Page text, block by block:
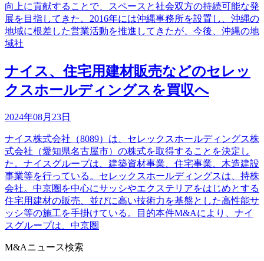
向上に貢献することで、スペースと社会双方の持続可能な発
展を目指してきた。2016年には沖縄事務所を設置し、沖縄の
地域に根差した営業活動を推進してきたが、今後、沖縄の地
域社
ナイス、住宅用建材販売などのセレッ
クスホールディングスを買収へ
2024年08月23日
ナイス株式会社（8089）は、セレックスホールディングス株
式会社（愛知県名古屋市）の株式を取得することを決定し
た。ナイスグループは、建築資材事業、住宅事業、木造建設
事業等を行っている。セレックスホールディングスは、持株
会社。中京圏を中心にサッシやエクステリアをはじめとする
住宅用建材の販売、並びに高い技術力を基盤とした高性能サ
ッシ等の施工を手掛けている。目的本件M&Aにより、ナイ
スグループは、中京圏
M&Aニュース検索